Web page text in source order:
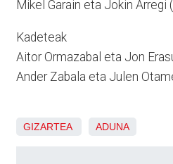
Mikel Garain eta Jokin
Kadeteak
Aitor Ormazabal eta Jon
Ander Zabala eta Julen
GIZARTEA ADUNA